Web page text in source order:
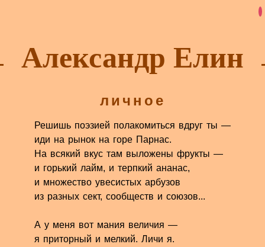
Александр Елин
личное
Решишь поэзией полакомиться вдруг ты —
иди на рынок на горе Парнас.
На всякий вкус там выложены фрукты —
и горький лайм, и терпкий ананас,
и множество увесистых арбузов
из разных сект, сообществ и союзов...
А у меня вот мания величия —
я приторный и мелкий. Личи я.